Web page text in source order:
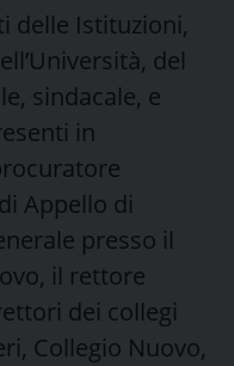
delle Istituzioni,
del
sindacale, e
in
Appello di
presso il
il rettore
dei collegi
Collegio Nuovo,